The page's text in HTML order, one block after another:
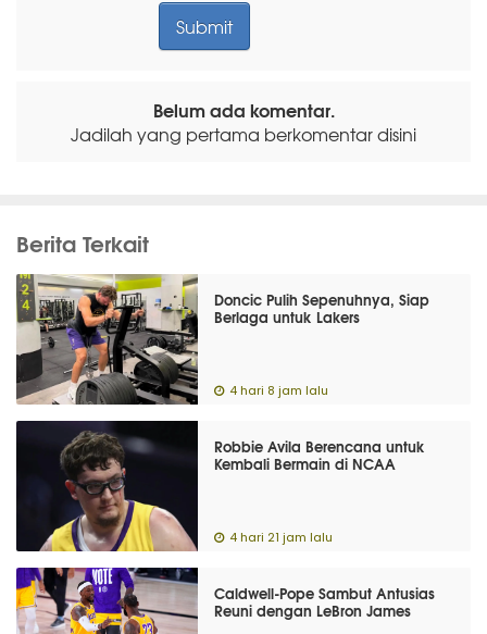
Belum ada komentar.
Jadilah yang pertama berkomentar disini
Berita Terkait
Doncic Pulih Sepenuhnya, Siap
Berlaga untuk Lakers
4 hari 8 jam lalu
Robbie Avila Berencana untuk
Kembali Bermain di NCAA
4 hari 21 jam lalu
Caldwell-Pope Sambut Antusias
Reuni dengan LeBron James